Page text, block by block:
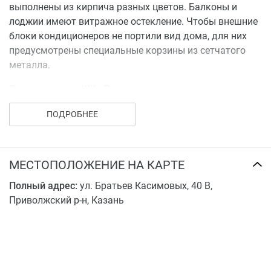
выполнены из кирпича разных цветов. Балконы и
лоджии имеют витражное остекление. Чтобы внешние
блоки кондиционеров не портили вид дома, для них
предусмотрены специальные корзины из сетчатого
металла.
уникальный авторский проект;
качественные строительные материалы;
закрытая охраняемая территория;
двор без машин;
современные детские и спортивные площадки;
ПОДРОБНЕЕ
МЕСТОПОЛОЖЕНИЕ НА КАРТЕ
Полный адрес: ул. Братьев Касимовых, 40 В,
Приволжский р-н, Казань